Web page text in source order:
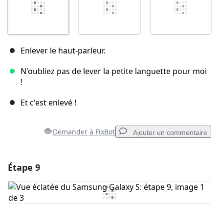
Enlever le haut-parleur.
N'oubliez pas de lever la petite languette pour moi
!
Et c'est enlevé !
Demander à FixBot Ajouter un commentaire
Ajouter un commentaire
Étape 9